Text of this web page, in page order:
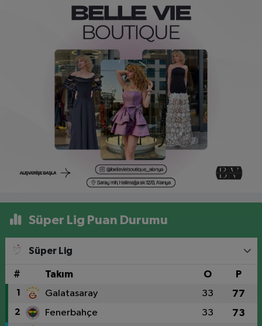
Süper Lig Puan Durumu
Süper Lig
# Takım O P
1 Galatasaray 33 77
2 Fenerbahçe 33 73